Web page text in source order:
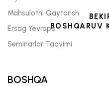
BOSHQARUV
Mahsulotni Qaytarish
Ersag Yevropa
Seminarlar Taqvimi
BOSHQA